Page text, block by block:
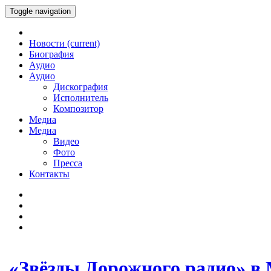
Toggle navigation
Новости (current)
Биография
Аудио
Аудио
Дискография
Исполнитель
Композитор
Медиа
Медиа
Видео
Фото
Пресса
Контакты